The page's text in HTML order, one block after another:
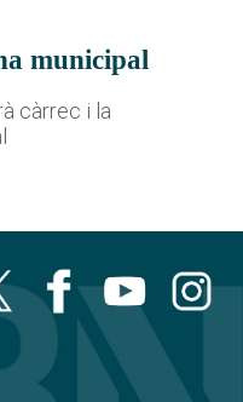
municipal
càrrec i la